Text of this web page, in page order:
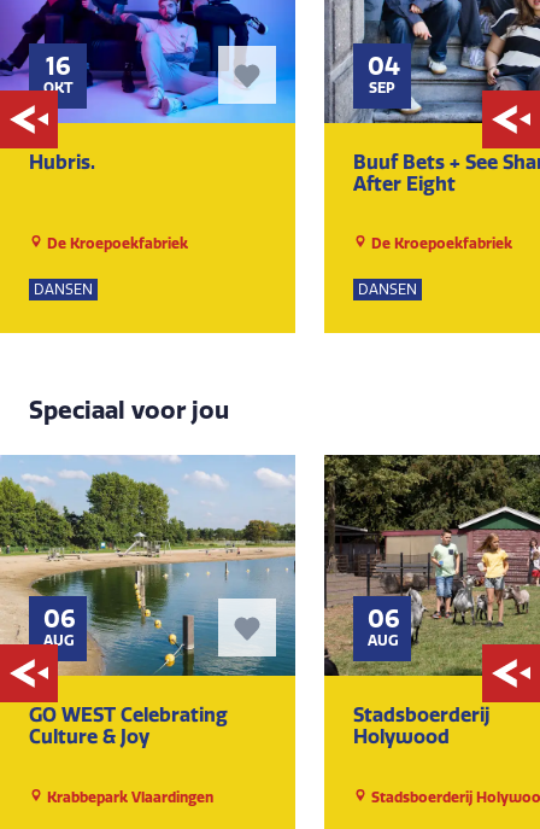
16
OKT
Hubris.
De Kroepoekfabriek
DANSEN
04
SEP
Buuf Bets + See
After Eight
De Kroepoekfabriek
DANSEN
Speciaal voor jou
06
AUG
GO WEST Celebrating
Culture & Joy
Krabbepark Vlaardingen
06
AUG
Stadsboerderij
Holywood
Stadsboerderij